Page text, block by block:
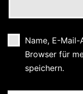
Name, E-Mail-
Browser für
speichern.